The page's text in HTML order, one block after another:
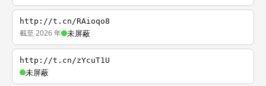
http://t.cn/RAioqo8
截至 2026 年 未屏蔽
http://t.cn/zYcuT1U
未屏蔽